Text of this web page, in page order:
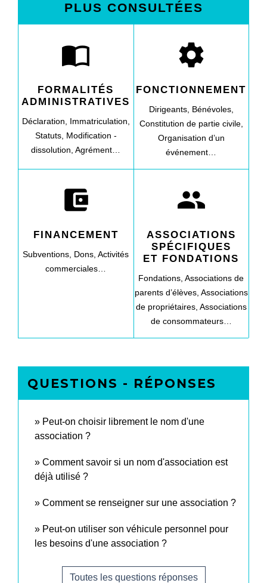
PLUS CONSULTÉES
import_contacts
FORMALITÉS
ADMINISTRATIVES
Déclaration, Immatriculation,
Statuts, Modification -
dissolution,Agrément…
settings
FONCTIONNEMENT
Dirigeants, Bénévoles,
Constitution de partie civile,
Organisation d’un
événement…
account_balance_wallet
FINANCEMENT
Subventions, Dons,Activités
commerciales…
group
ASSOCIATIONS
SPÉCIFIQUES
ET FONDATIONS
Fondations,Associations de
parents d’élèves, Associations
de propriétaires, Associations
de consommateurs…
QUESTIONS - RÉPONSES
Peut-on choisir librement le nom d'une
association ?
Comment savoir si un nom d'association est
déjà utilisé ?
Comment se renseigner sur une association ?
Peut-on utiliser son véhicule personnel pour
les besoins d'une association ?
Toutes les questions réponses